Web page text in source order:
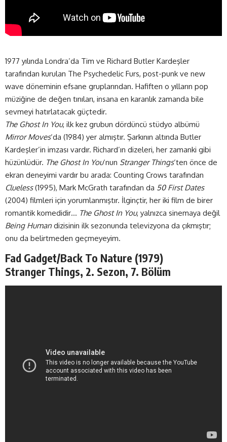
1977 yılında Londra’da Tim ve Richard Butler Kardeşler
tarafından kurulan The Psychedelic Furs, post-punk ve new
wave döneminin efsane gruplarından. Hafiften o yılların pop
müziğine de değen tınıları, insana en karanlık zamanda bile
sevmeyi hatırlatacak güçtedir.
The Ghost In You, ilk kez grubun dördüncü stüdyo albümü
Mirror Moves‘da (1984) yer almıştır. Şarkının altında Butler
Kardeşler’in imzası vardır. Richard’ın dizeleri, her zamanki gibi
hüzünlüdür. The Ghost In You‘nun Stranger Things‘ten önce de
ekran deneyimi vardır bu arada: Counting Crows tarafından
Clueless(1995), Mark McGrath tarafından da 50 First Dates
(2004) filmleri için yorumlanmıştır. İlginçtir, her iki film de birer
romantik komedidir… The Ghost In You, yalnızca sinemaya değil
Being Human dizisinin ilk sezonunda televizyona da çıkmıştır;
onu da belirtmeden geçmeyeyim.
Fad Gadget/Back To Nature (1979)
Stranger Things, 2. Sezon, 7. Bölüm